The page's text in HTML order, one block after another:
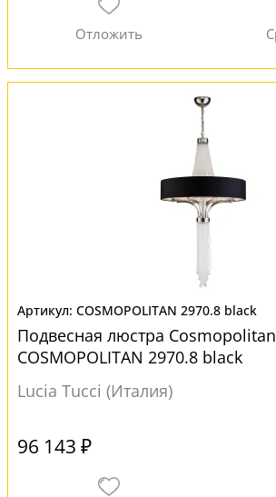
COSMOPOLITAN 2970.8 black
Подвесная люстра Cosmopolitan
COSMOPOLITAN 2970.8 black
Lucia Tucci (Италия)
96 143 ₽